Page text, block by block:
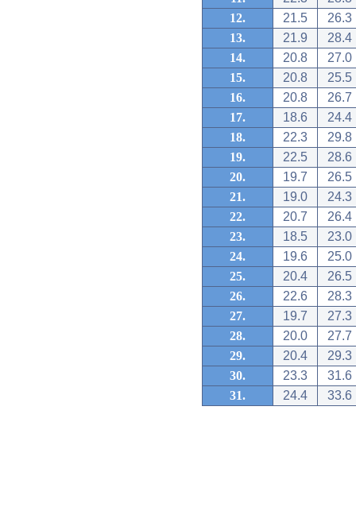
12.
21.5
26.3
13.
21.9
28.4
14.
20.8
27.0
15.
20.8
25.5
16.
20.8
26.7
17.
18.6
24.4
18.
22.3
29.8
19.
22.5
28.6
20.
19.7
26.5
21.
19.0
24.3
22.
20.7
26.4
23.
18.5
23.0
24.
19.6
25.0
25.
20.4
26.5
26.
22.6
28.3
27.
19.7
27.3
28.
20.0
27.7
29.
20.4
29.3
30.
23.3
31.6
31.
24.4 33.6